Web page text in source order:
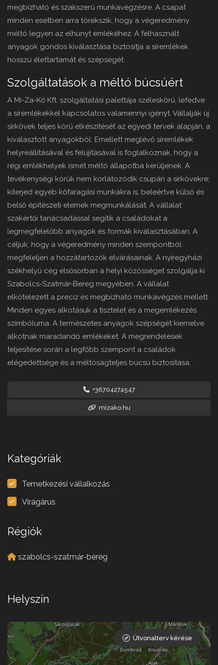
megbízható és szakszerű munkavégzésre. A csapat
minden esetben arra törekszik, hogy a végeredmény
méltó legyen az elhunyt emlékéhez. A felhasznált
anyagok gondos kiválasztása biztosítja a síremlékek
hosszú élettartamát és szépségét.
Szolgáltatások a méltó búcsúért
A Mi-Za-Kő Kft. szolgáltatási palettája széleskörű, lefedve
a síremlékekkel kapcsolatos valamennyi igényt. Vállalják új
sírkövek teljes körű elkészítését az egyedi tervek alapján, a
kiválasztott anyagokból. Emellett meglévő síremlékek
helyreállításával és felújításával is foglalkoznak, hogy a
régi emlékhelyek ismét méltó állapotba kerüljenek. A
tevékenységi körük nem korlátozódik csupán a sírkövekre;
kiterjed egyéb kőfaragási munkákra is, beleértve külső és
belső építészeti elemek megmunkálását. A vállalat
szakértői tanácsadással segítik a családokat a
legmegfelelőbb anyagok és formák kiválasztásában. A
céljuk, hogy a végeredmény minden szempontból
megfeleljen a hozzátartozók elvárásainak. A nyíregyházi
székhelyű cég elsősorban a helyi közösséget szolgálja ki
Szabolcs-Szatmár-Bereg megyében. A vállalat
elkötelezett a precíz és megbízható munkavégzés mellett.
Minden egyes alkotásuk a tisztelet és a megemlékezés
szimbóluma. A természetes anyagok szépségét kiemelve
alkotnak maradandó emlékeket. A megrendelések
teljesítése során a legfőbb szempont a családok
elégedettsége és a méltóságteljes búcsú biztosítása.
+36704274547
mizako.hu
Kategóriák
Temetkezési vállalkozás
Virágárus
Régiók
szabolcs-szatmár-bereg
Helyszín
Útvonalterv kérése